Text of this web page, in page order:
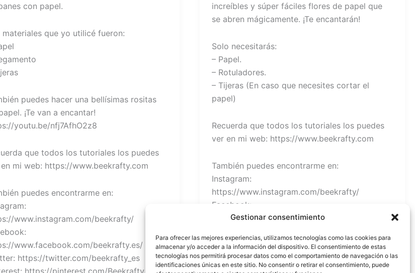
Gestionar consentimiento
Para ofrecer las mejores experiencias, utilizamos tecnologías como las cookies para
almacenar y/o acceder a la información del dispositivo. El consentimiento de estas
tecnologías nos permitirá procesar datos como el comportamiento de navegación o las
identificaciones únicas en este sitio. No consentir o retirar el consentimiento, puede
con papel.
materiales que yo utilicé fueron:
puedes hacer una bellísimas rositas
¡Te van a encantar!
youtu.be/nfj7AfhO2z8
que todos los tutoriales los puedes
mi web: https://www.beekrafty.com
puedes encontrarme en:
www.instagram.com/beekrafty/
www.facebook.com/beekrafty.es/
https://twitter.com/beekrafty_es
https://pinterest.com/Beekrafty_es
increíbles y súper fáciles flores de papel que
se abren mágicamente. ¡Te encantarán!
Solo necesitarás:
– Papel.
– Rotuladores.
– Tijeras (En caso que necesites cortar el
papel)
Recuerda que todos los tutoriales los puedes
ver en mi web: https://www.beekrafty.com
También puedes encontrarme en:
Instagram:
https://www.instagram.com/beekrafty/
Facebook:
https://www.facebook.com/beekrafty.es/
Pinterest: https://pinterest.com/Beekrafty_es
Twitch: https://www.twitch.tv/beekrafty_